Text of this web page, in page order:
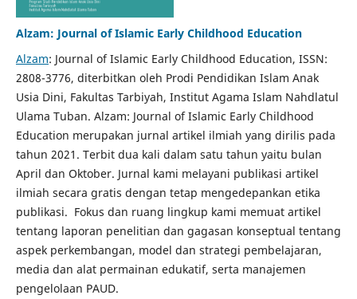
Alzam: Journal of Islamic Early Childhood Education
Alzam: Journal of Islamic Early Childhood Education, ISSN:
2808-3776, diterbitkan oleh Prodi Pendidikan Islam Anak
Usia Dini, Fakultas Tarbiyah, Institut Agama Islam Nahdlatul
Ulama Tuban. Alzam: Journal of Islamic Early Childhood
Education merupakan jurnal artikel ilmiah yang dirilis pada
tahun 2021. Terbit dua kali dalam satu tahun yaitu bulan
April dan Oktober. Jurnal kami melayani publikasi artikel
ilmiah secara gratis dengan tetap mengedepankan etika
publikasi. Fokus dan ruang lingkup kami memuat artikel
tentang laporan penelitian dan gagasan konseptual tentang
aspek perkembangan, model dan strategi pembelajaran,
media dan alat permainan edukatif, serta manajemen
pengelolaan PAUD.